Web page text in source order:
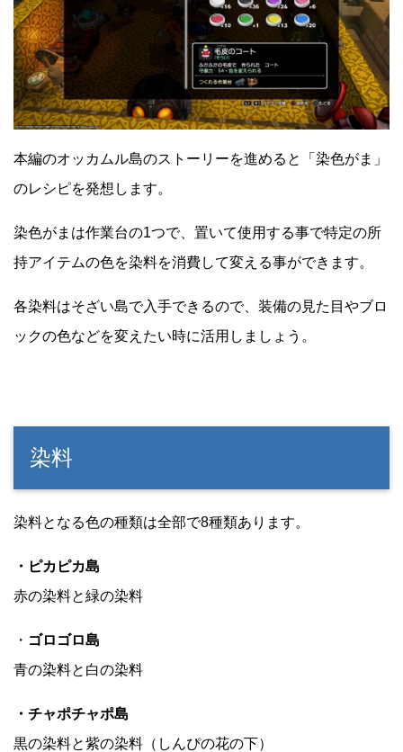
本編のオッカムル島のストーリーを進めると「染色がま」
のレシピを発想します。
染色がまは作業台の1つで、置いて使用する事で特定の所
持アイテムの色を染料を消費して変える事ができます。
各染料はそざい島で入手できるので、装備の見た目やブロ
ックの色などを変えたい時に活用しましょう。
染料
染料となる色の種類は全部で8種類あります。
・ピカピカ島
赤の染料と緑の染料
・ ゴロゴロ島
青の染料と白の染料
・チャポチャポ島
黒の染料と紫の染料（しんぴの花の下）